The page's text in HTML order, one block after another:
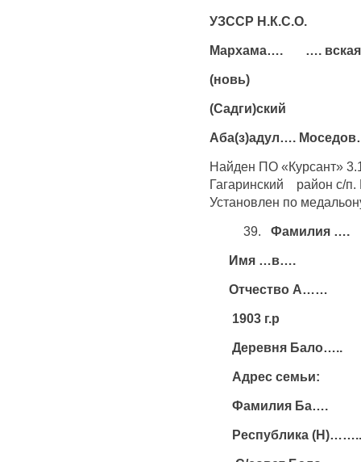
УЗССР Н.К.С.О.
Мархама…. …. вская
(новь)
(Садги)ский
Аба(з)адул….
Найден ПО «Курсант»
Гагаринский район с/
Установлен по
39. Фамилия ….
Имя …в….
Отчество А……
1903 г.р
Деревня Бало…..
Адрес семьи:
Фамилия Ба….
Республика